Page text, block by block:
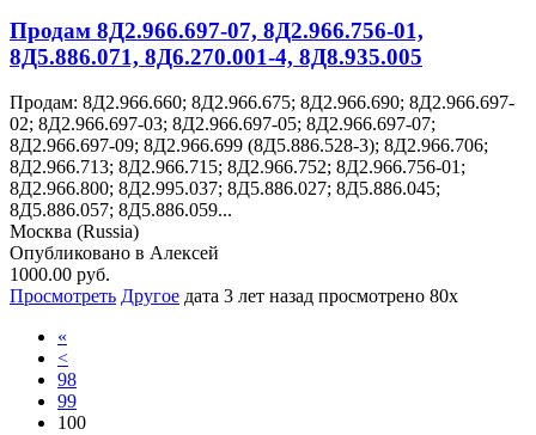
Продам 8Д2.966.697-07, 8Д2.966.756-01,
8Д5.886.071, 8Д6.270.001-4, 8Д8.935.005
Продам: 8Д2.966.660; 8Д2.966.675; 8Д2.966.690; 8Д2.966.697-
02; 8Д2.966.697-03; 8Д2.966.697-05; 8Д2.966.697-07;
8Д2.966.697-09; 8Д2.966.699 (8Д5.886.528-3); 8Д2.966.706;
8Д2.966.713; 8Д2.966.715; 8Д2.966.752; 8Д2.966.756-01;
8Д2.966.800; 8Д2.995.037; 8Д5.886.027; 8Д5.886.045;
8Д5.886.057; 8Д5.886.059...
Москва (Russia)
Опубликовано в Алексей
1000.00 руб.
Просмотреть Другое дата 3 лет назад просмотрено 80x
«
<
98
99
100